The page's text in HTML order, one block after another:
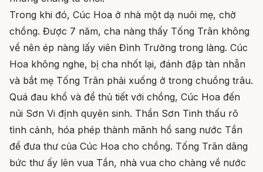
Trong khi đó, Cúc Hoa ở nhà một dạ nuôi mẹ, chờ
chồng. Được 7 năm, cha nàng thấy Tống Trân không
về nên ép nàng lấy viên Đình Trưởng trong làng. Cúc
Hoa không nghe, bị cha nhốt lại, đánh đập tàn nhẫn
và bắt mẹ Tống Trân phải xuống ở trong chuồng trâu.
Quá đau khổ và để thủ tiết với chồng, Cúc Hoa đến
núi Sơn Vi định quyên sinh. Thần Sơn Tinh thấu rõ
tình cảnh, hóa phép thành mãnh hổ sang nước Tần
để đưa thư của Cúc Hoa cho chồng. Tống Trân dâng
bức thư ấy lên vua Tần, nhà vua cho chàng về nước